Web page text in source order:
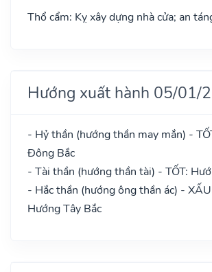
Thổ cẩm: Kỵ xây dựng nhà cửa; an
Hướng xuất hành 05/01/
- Hỷ thần (hướng thần may mắn) -
Đông Bắc
- Tài thần (hướng thần tài) - TỐT:
- Hắc thần (hướng ông thần ác) -
Hướng Tây Bắc